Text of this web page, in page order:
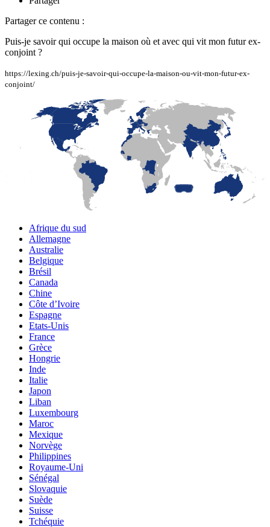
Partager ce contenu :
Puis-je savoir qui occupe la maison où et avec qui vit mon futur ex-
conjoint ?
https://lexing.ch/puis-je-savoir-qui-occupe-la-maison-ou-vit-mon-futur-ex-
conjoint/
Afrique du sud
Allemagne
Australie
Belgique
Brésil
Canada
Chine
Côte d’Ivoire
Espagne
Etats-Unis
France
Grèce
Hongrie
Inde
Italie
Japon
Liban
Luxembourg
Maroc
Mexique
Norvège
Philippines
Royaume-Uni
Sénégal
Slovaquie
Suède
Suisse
Tchéquie